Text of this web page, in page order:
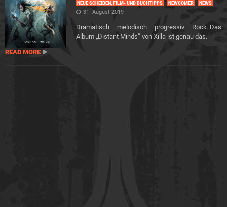
NEUE SCHEIBEN, FILM- UND BUCHTIPPS NEWCOMER NEWS
31. August 2019
Dramatisch – melodisch – progressiv – Rock. Das
Album „Distant Minds“ von Xilla ist genau das.
READ MORE